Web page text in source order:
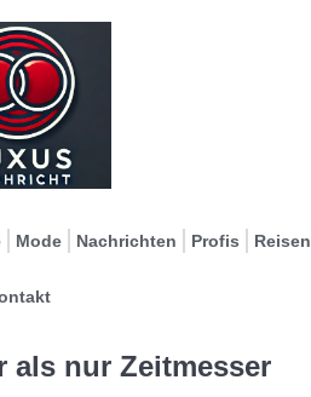
Mode Nachrichten Profis Reisen
als nur Zeitmesser